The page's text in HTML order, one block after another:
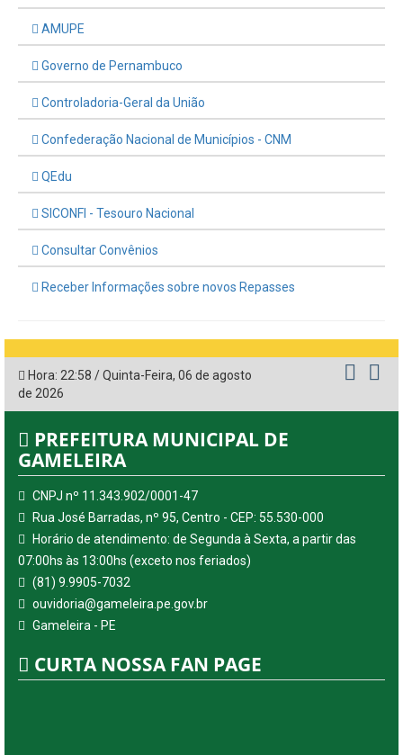
AMUPE
Governo de Pernambuco
Controladoria-Geral da União
Confederação Nacional de Municípios - CNM
QEdu
SICONFI - Tesouro Nacional
Consultar Convênios
Receber Informações sobre novos Repasses
Hora: 22:59 /Quinta-Feira, 06 de agosto
de 2026
PREFEITURA MUNICIPAL DE
GAMELEIRA
CNPJ nº 11.343.902/0001-47
Rua José Barradas, nº 95, Centro - CEP: 55.530-000
Horário de atendimento: de Segunda à Sexta, a partir das
07:00hs às 13:00hs (exceto nos feriados)
(81) 9.9905-7032
ouvidoria@gameleira.pe.gov.br
Gameleira - PE
CURTA NOSSA FAN PAGE